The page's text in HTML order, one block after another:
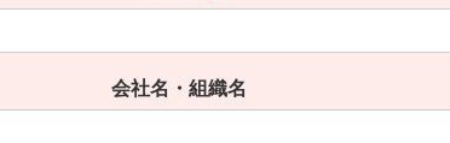
会社名・組織名